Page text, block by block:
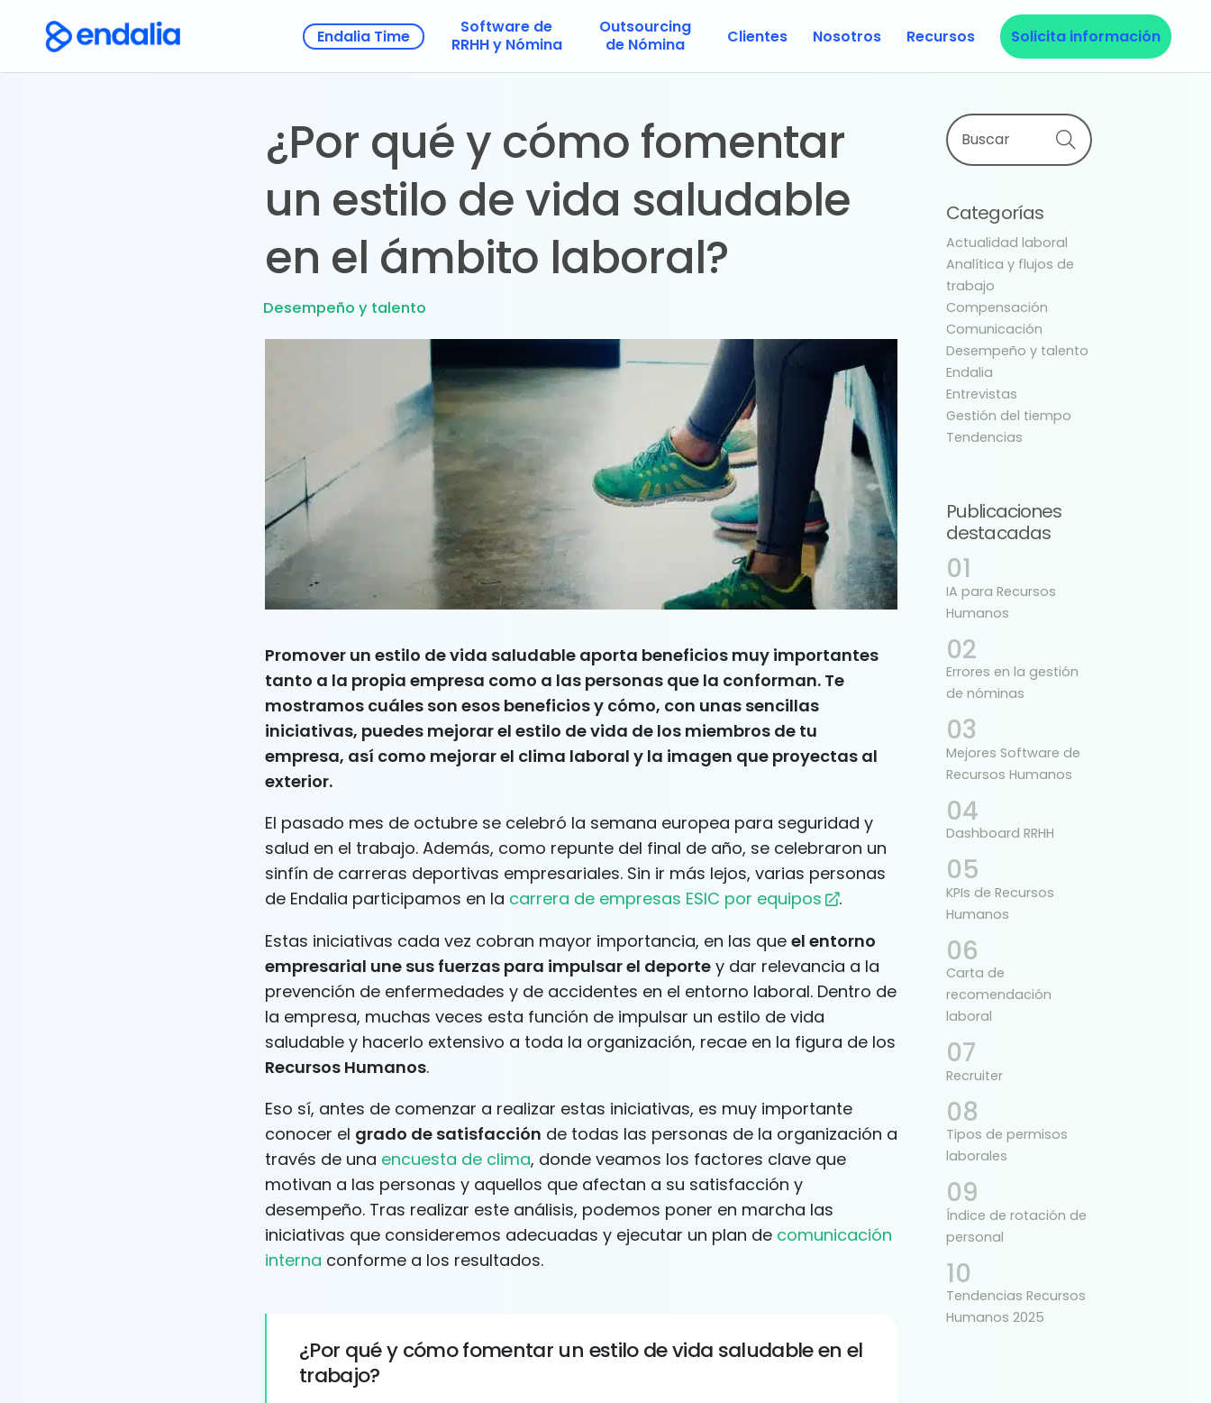
Endalia Time
Software de
RRHH y Nómina
Outsourcing
de Nómina
Clientes Nosotros Recursos Solicita información
¿Por qué y cómo fomentar
un estilo de vida saludable
en el ámbito laboral?
Desempeño y talento
Promover un estilo de vida saludable aporta beneficios muy importantes
tanto a la propia empresa como a las personas que la conforman. Te
mostramos cuáles son esos beneficios y cómo, con unas sencillas
iniciativas, puedes mejorar el estilo de vida de los miembros de tu
empresa, así como mejorar el clima laboral y la imagen que proyectas al
exterior.
El pasado mes de octubre se celebró la semana europea para seguridad y
salud en el trabajo. Además, como repunte del final de año, se celebraron un
sinfín de carreras deportivas empresariales. Sin ir más lejos, varias personas
de Endalia participamos en la carrera de empresas ESIC por equipos
.
Estas iniciativas cada vez cobran mayor importancia, en las que el entorno
empresarial une sus fuerzas para impulsar el deporte y dar relevancia a la
prevención de enfermedades y de accidentes en el entorno laboral. Dentro de
la empresa, muchas veces esta función de impulsar un estilo de vida
saludable y hacerlo extensivo a toda la organización, recae en la figura de los
Recursos Humanos.
Eso sí, antes de comenzar a realizar estas iniciativas, es muy importante
conocer el grado de satisfacción de todas las personas de la organización a
través de una encuesta de clima, donde veamos los factores clave que
motivan a las personas y aquellos que afectan a su satisfacción y
desempeño. Tras realizar este análisis, podemos poner en marcha las
iniciativas que consideremos adecuadas y ejecutar un plan de comunicación
interna conforme a los resultados.
¿Por qué y cómo fomentar un estilo de vida saludable en el
trabajo?
Primary
Sidebar
Categorías
Actualidad laboral
Analítica y flujos de
trabajo
Compensación
Comunicación
Desempeño y talento
Endalia
Entrevistas
Gestión del tiempo
Tendencias
Publicaciones
destacadas
IA para Recursos
Humanos
Errores en la gestión
de nóminas
Mejores Software de
Recursos Humanos
Dashboard RRHH
KPIs de Recursos
Humanos
Carta de
recomendación
laboral
Recruiter
Tipos de permisos
laborales
Índice de rotación de
personal
Tendencias Recursos
Humanos 2025